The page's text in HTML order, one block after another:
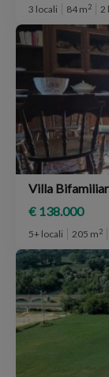
3 locali 84 m2 2
Villa
€ 138.000
5+ locali 205 m2